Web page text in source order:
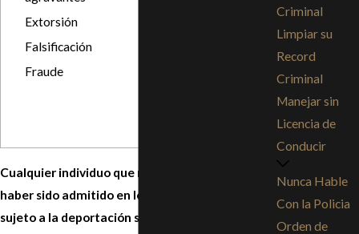
Extorsión
Falsificación
Fraude
Cualquier individuo que no sea ciudadano, tras
haber sido admitido en los Estados Unidos, es
sujeto a la deportación si es condenado por:
Criminal
Limpiar su
Record
Criminal
Manejar sin
Licencia de
Conducir
Nunca Hable
Con la Policia
Orden de